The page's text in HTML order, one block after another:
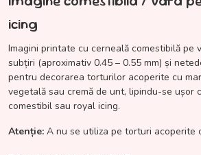
icing
Imagini printate cu cerneală comestibilă pe
subțiri (aproximativ 0.45 – 0.55 mm) și
pentru decorarea torturilor acoperite cu
vegetală sau cremă de unt, lipindu-se ușor
comestibil sau royal icing.
Atenție: A nu se utiliza pe torturi acoperite